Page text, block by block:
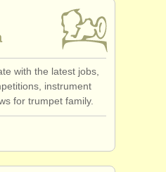
with the latest jobs,
instrument
for trumpet family.